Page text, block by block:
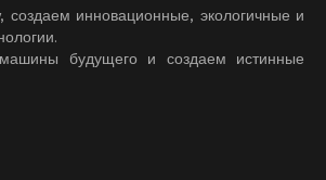
создаем инновационные, экологичные и
будущего и создаем истинные